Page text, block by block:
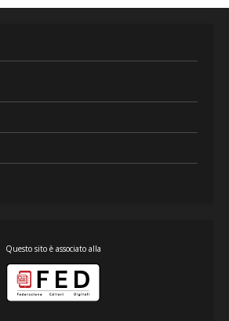
Questo sito è associato alla